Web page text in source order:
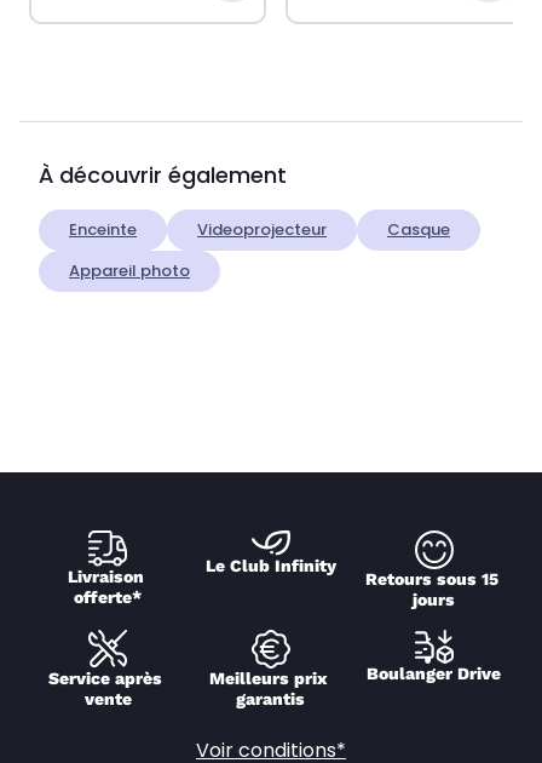
À découvrir également
Enceinte Videoprojecteur
Casque
Appareil photo
Livraison
offerte*
Le Club Infinity
Retours sous 15
jours
Service après
vente
Meilleurs prix
garantis
Boulanger Drive
Voir conditions*